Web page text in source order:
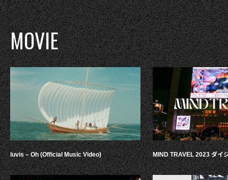
MOVIE
luvis – Oh (Official Music Video) MIND TRAVEL 2023 ダイ